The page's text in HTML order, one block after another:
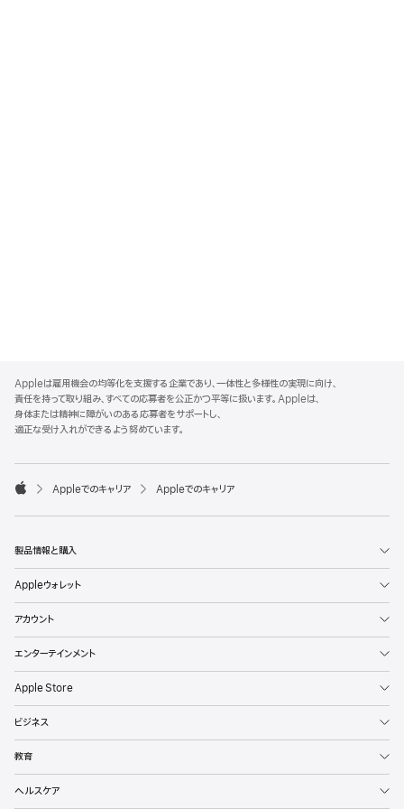
p
p
l
e
o
t
Appleは雇用機会の均等化を支援する企業であり、一体性と多様性の実現に向け、
責任を持って取り組み、すべての応募者を公正かつ平等に扱います。Appleは、
身体または精神に障がいのある応募者をサポートし、
適正な受け入れができるよう努めています。

p
l
Appleでのキャリア Appleでのキャリア
製品情報と購入
Appleウォレット
アカウント
エンターテインメント
Apple Store
ビジネス
教育
ヘルスケア